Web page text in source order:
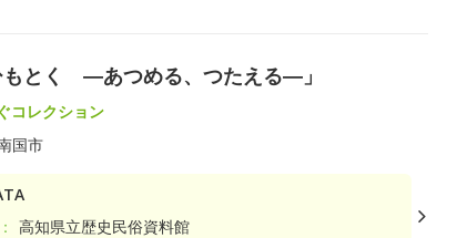
もとく ―あつめる、つたえる―」
コレクション
国市
高知県立歴史民俗資料館